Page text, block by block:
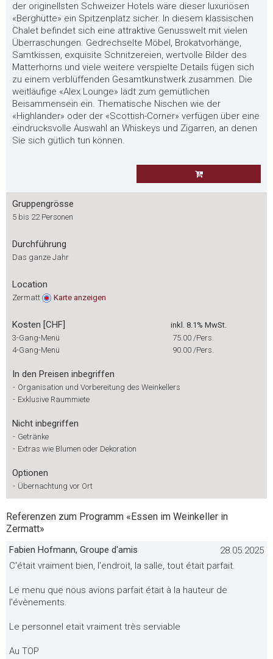
der originellsten Schweizer Hotels wäre dieser luxuriösen
«Berghütte» ein Spitzenplatz sicher. In diesem klassischen
Chalet befindet sich eine attraktive Genusswelt mit vielen
Überraschungen. Gedrechselte Möbel, Brokatvorhänge,
Samtkissen, exquisite Schnitzereien, wertvolle Bilder des
Matterhorns und viele weitere verspielte Details fügen sich
zu einem verblüffenden Gesamtkunstwerk zusammen. Die
weitläufige «Alex Lounge» lädt zum gemütlichen
Beisammensein ein. Thematische Nischen wie der
«Highlander» oder der «Scottish-Corner» verfügen über eine
eindrucksvolle Auswahl an Whiskeys und Zigarren, an denen
Sie sich gütlich tun können.
Gruppengrösse
5 bis 22 Personen
Durchführung
Das ganze Jahr
Location
Zermatt Karte anzeigen
Kosten [CHF]
inkl. 8.1% MwSt.
3-Gang-Menü
75.00 /Pers.
4-Gang-Menü
90.00 /Pers.
In den Preisen inbegriffen
- Organisation und Vorbereitung des Weinkellers
- Exklusive Raummiete
Nicht inbegriffen
- Getränke
- Extras wie Blumen oder Dekoration
Optionen
- Übernachtung vor Ort
Referenzen zum Programm «Essen im Weinkeller in
Zermatt»
Fabien Hofmann, Groupe d'amis
28.05.2025
C'était vraiment bien, l'endroit, la salle, tout était parfait.
Le menu que nous avions parfait était à la hauteur de
l'évènements.
Le personnel etait vraiment très serviable
Au TOP